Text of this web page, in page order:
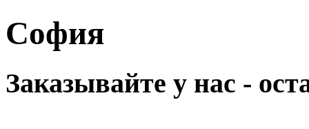
София
Заказывайте у нас -